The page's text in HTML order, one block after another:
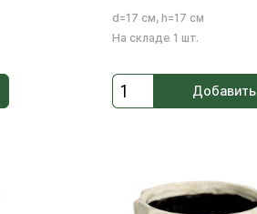
d=17 см, h=17 см
На складе 1 шт.
Добавить